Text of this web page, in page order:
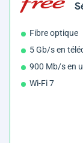
Fibre optique
5 Gb/s en
900 Mb/s en
Wi-Fi 7